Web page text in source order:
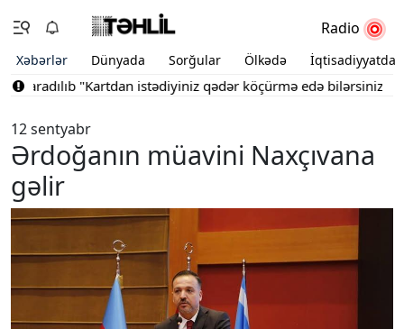
Radio
Xəbərlər Dünyada Sorğular Ölkədə İqtisadiyyatda
"Kartdan istədiyiniz qədər köçürmə edə bilərsiniz"
12 sentyabr
Ərdoğanın müavini Naxçıvana
gəlir